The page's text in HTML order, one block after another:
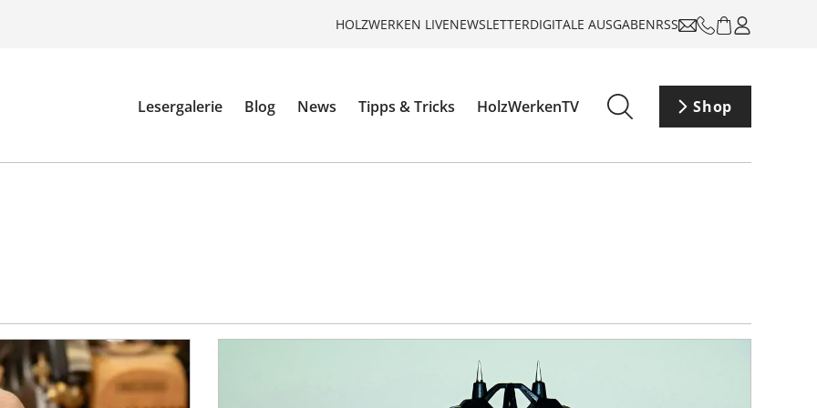
HOLZWERKEN LIVENEWSLETTERDIGITALE AUSGABENRSS
Lesergalerie Blog News Tipps & Tricks HolzWerkenTV Shop